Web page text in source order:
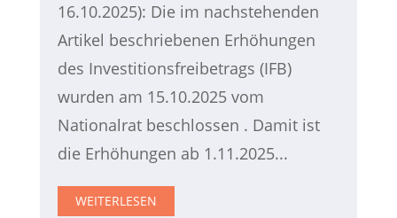
16.10.2025): Die im nachstehenden
Artikel beschriebenen Erhöhungen
des Investitionsfreibetrags (IFB)
wurden am 15.10.2025 vom
Nationalrat beschlossen . Damit ist
die Erhöhungen ab 1.11.2025...
WEITERLESEN